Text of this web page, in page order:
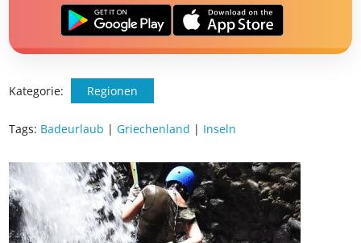
Kategorie: Regionen
Tags: Badeurlaub | Griechenland | Inseln